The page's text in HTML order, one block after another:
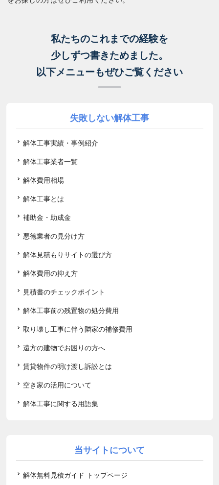
私たちのこれまでの経験を
少しずつ書きためました。
以下メニューもぜひご覧ください
失敗しない解体工事
解体工事実績・事例紹介
解体工事業者一覧
解体費用相場
解体工事とは
補助金・助成金
悪徳業者の見分け方
解体見積もりサイトの選び方
解体費用の抑え方
見積書のチェックポイント
解体工事前の残置物の処分費用
取り壊し工事に伴う隣家の補修費用
遠方の建物でお困りの方へ
賃貸物件の明け渡し訴訟とは
空き家の活用について
解体工事に関する用語集
当サイトについて
解体無料見積ガイド トップページ